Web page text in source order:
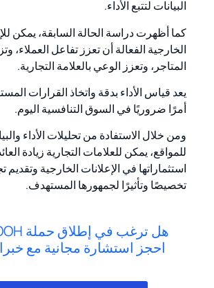
البيانات لتتبع الأداء.
كما أظهرت دراسة الحالة السابقة، يمكن
الخارجية الفعالة أن تعزز تفاعل العملاء،
المتاجر، وتعزز الوعي بالعلامة التجارية.
يعد قياس الأداء بدقة واتخاذ القرارات
أمرًا ضروريًا في السوق التنافسية اليوم.
ومن خلال الاستفادة من تحليلات الأداء
للمواقع، يمكن للعلامات التجارية زيادة
استثماراتها في الإعلانات الخارجية وتقديم
تخصيصًا وتأثيرًا لجمهورها المستهدف.
هل ترغب في إطلاق حملة OOH ناجحة؟
احجز استشارة مجانية مع